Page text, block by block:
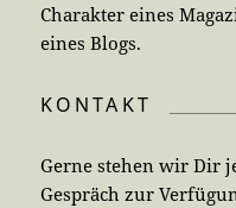
Charakter eines
eines Blogs.
KONTAKT
Gerne stehen wir Dir
Gespräch zur